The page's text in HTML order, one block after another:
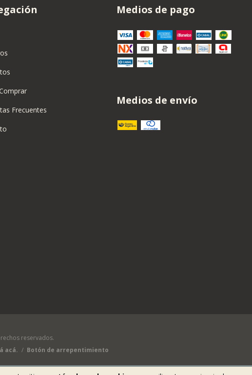
Frecuentes
Medios de pago
Medios de envío
reservados.
acá. / Botón de arrepentimiento